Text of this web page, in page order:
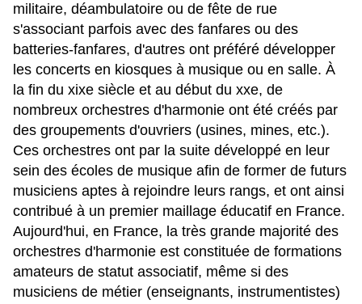
militaire, déambulatoire ou de fête de rue
s'associant parfois avec des fanfares ou des
batteries-fanfares, d'autres ont préféré développer
les concerts en kiosques à musique ou en salle. À
la fin du xixe siècle et au début du xxe, de
nombreux orchestres d'harmonie ont été créés par
des groupements d'ouvriers (usines, mines, etc.).
Ces orchestres ont par la suite développé en leur
sein des écoles de musique afin de former de futurs
musiciens aptes à rejoindre leurs rangs, et ont ainsi
contribué à un premier maillage éducatif en France.
Aujourd'hui, en France, la très grande majorité des
orchestres d'harmonie est constituée de formations
amateurs de statut associatif, même si des
musiciens de métier (enseignants, instrumentistes)